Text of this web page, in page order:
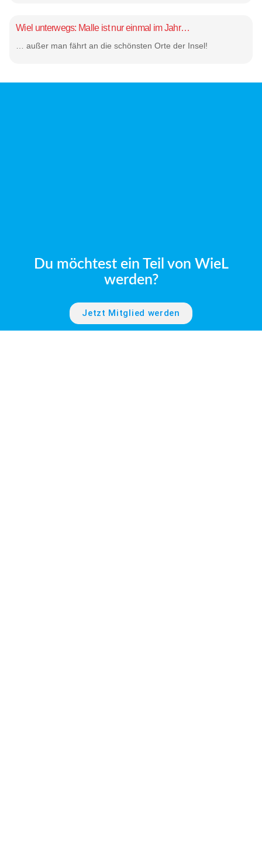
Wiel unterwegs: Malle ist nur einmal im Jahr…
… außer man fährt an die schönsten Orte der Insel!
Du möchtest ein Teil von WieL
werden?
Jetzt Mitglied werden